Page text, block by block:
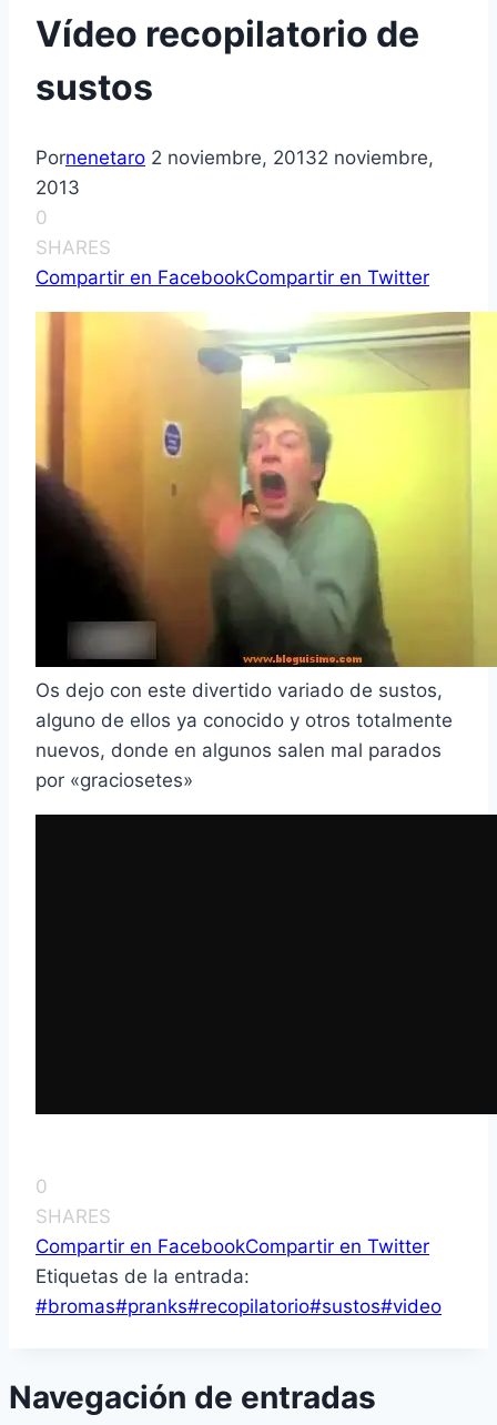
Vídeo recopilatorio de
sustos
Pornenetaro 2 noviembre, 20132 noviembre,
2013
0
SHARES
Compartir en FacebookCompartir en Twitter
Os dejo con este divertido variado de sustos,
alguno de ellos ya conocido y otros totalmente
nuevos, donde en algunos salen mal parados
por «graciosetes»
0
SHARES
Compartir en FacebookCompartir en Twitter
Etiquetas de la entrada:
#bromas#pranks#recopilatorio#sustos#video
Navegación de entradas